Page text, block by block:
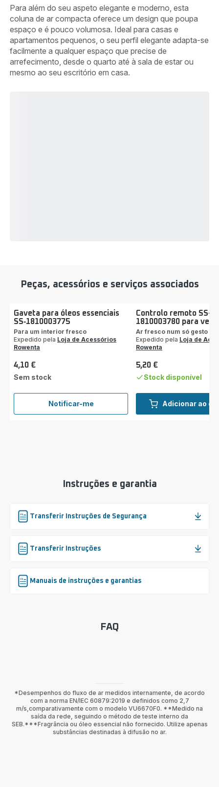
Para além do seu aspeto elegante e moderno, esta
coluna de ar compacta oferece um design que poupa
espaço e é pouco volumosa. Ideal para casas e
apartamentos pequenos, o seu perfil elegante adapta-se
facilmente a qualquer espaço que precise de
arrefecimento, desde o quarto até à sala de estar ou
mesmo ao seu escritório em casa.
Peças, acessórios e serviços associados
Notificar-me
Gaveta
Gaveta para óleos essenciais
SS‑1810003775
Para um interior fresco
Expedido pela Loja de Acessórios
Rowenta
Preço
4,10 €
Sem stock
Adicionar ao
Controlo remoto SS-
1810003780 para
Ar fresco num só gesto
Expedido pela Loja de
Rowenta
Preço
5,20 €
Stock disponível
Instruções e garantia
Transferir Instruções de Segurança
Transferir Instruções
Manuais de instruções e garantias
FAQ
*Desempenhos do fluxo de ar medidos internamente, de acordo
com a norma EN/IEC 60879:2019 e definidos como 2,7
m/s,comparativamente com o modelo VU6670F0. **Medido na
saída da rede, seguindo o método de teste interno da
SEB.***Fragrância ou óleo essencial não fornecido. Utilize apenas
substâncias destinadas à difusão no ar.